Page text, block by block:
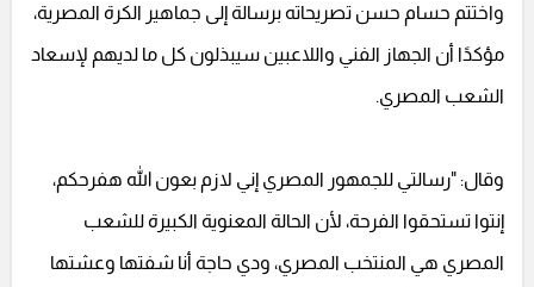
واختتم حسام حسن تصريحاته برسالة إلى جماهير الكرة المصرية،
مؤكدًا أن الجهاز الفني واللاعبين سيبذلون كل ما لديهم لإسعاد
الشعب المصري.
وقال: "رسالتي للجمهور المصري إني لازم بعون الله هفرحكم،
إنتوا تستحقوا الفرحة، لأن الحالة المعنوية الكبيرة للشعب
المصري هي المنتخب المصري، ودي حاجة أنا شفتها وعشتها